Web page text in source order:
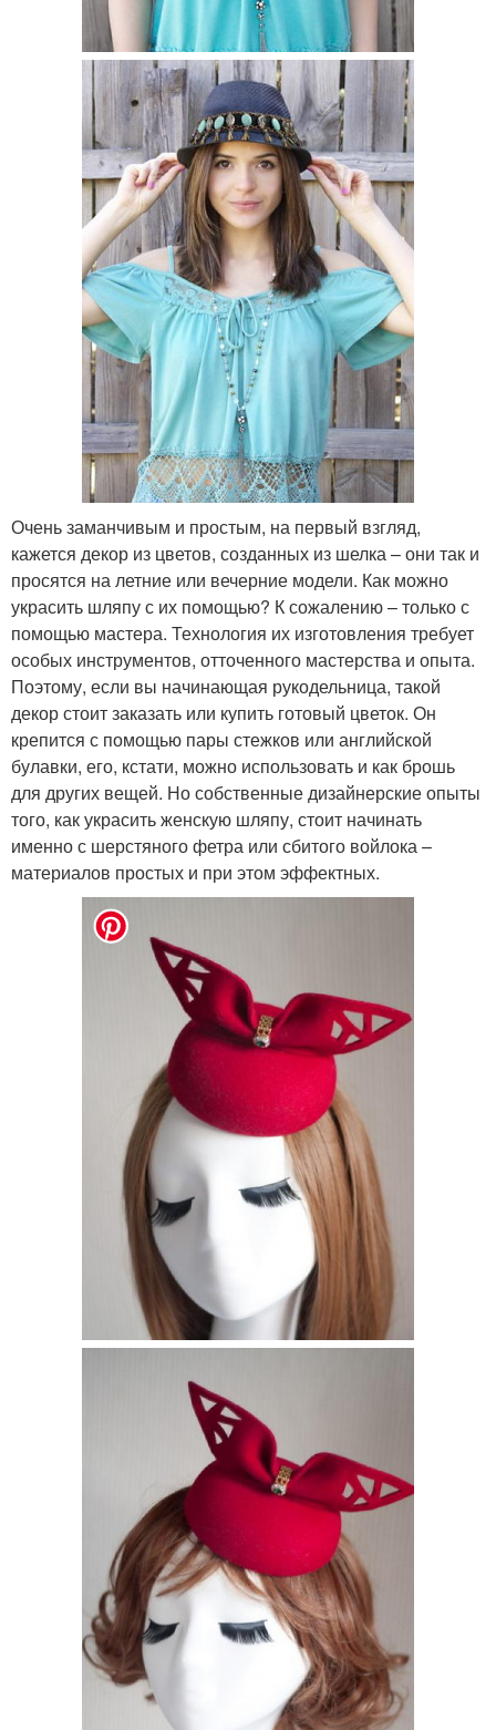
Очень заманчивым и простым, на первый взгляд,
кажется декор из цветов, созданных из шелка – они так и
просятся на летние или вечерние модели. Как можно
украсить шляпу с их помощью? К сожалению – только с
помощью мастера. Технология их изготовления требует
особых инструментов, отточенного мастерства и опыта.
Поэтому, если вы начинающая рукодельница, такой
декор стоит заказать или купить готовый цветок. Он
крепится с помощью пары стежков или английской
булавки, его, кстати, можно использовать и как брошь
для других вещей. Но собственные дизайнерские опыты
того, как украсить женскую шляпу, стоит начинать
именно с шерстяного фетра или сбитого войлока –
материалов простых и при этом эффектных.